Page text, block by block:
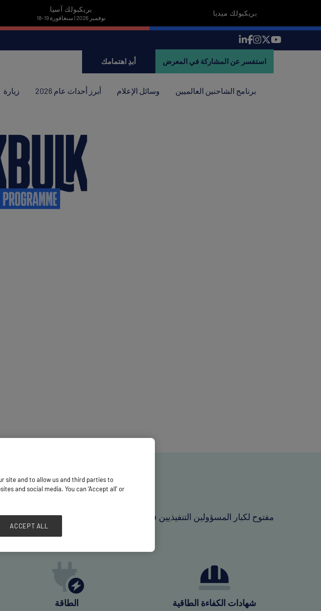
بريكبولك آسيا
18-19 نوفمبر 2026 | سنغافورة
بريكبولك ميديا
أبدِ اهتمامك استفسر عن المشاركة في المعرض
زيارة أبرز أحداث عام 2026 وسائل الإعلام برنامج الشاحنين العالميين
من
الطاقة شهادات الكفاءة الطاقية
site and to allow us and third parties to
and social media. You can ‘Accept all’ or
ACCEPT ALL